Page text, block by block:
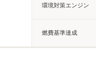
環境対策エンジン
燃費基準達成